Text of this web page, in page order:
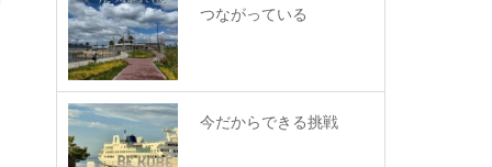
つながっている
今だからできる挑戦